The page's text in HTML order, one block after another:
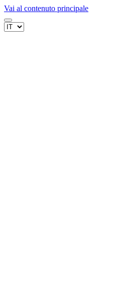
Vai al contenuto principale